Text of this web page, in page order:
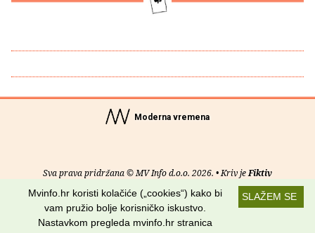
Moderna vremena
Sva prava pridržana © MV Info d.o.o. 2026. • Kriv jeFiktiv
O nama• Pomoć• Uvjeti korištenja•RSS kanali
Potraži nas na:
SLAŽEM SE
Mvinfo.hr koristi kolačiće („cookies“) kako bi
vam pružio bolje korisničko iskustvo.
Nastavkom pregleda mvinfo.hr stranica